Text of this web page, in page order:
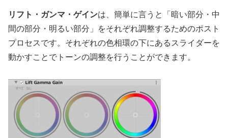
リフト・ガンマ・ゲインは、簡単に言うと「暗い部分・中
間の部分・明るい部分」をそれぞれ調整するためのポスト
プロセスです。それぞれの色相環の下にあるスライダーを
動かすことでトーンの調整を行うことができます。